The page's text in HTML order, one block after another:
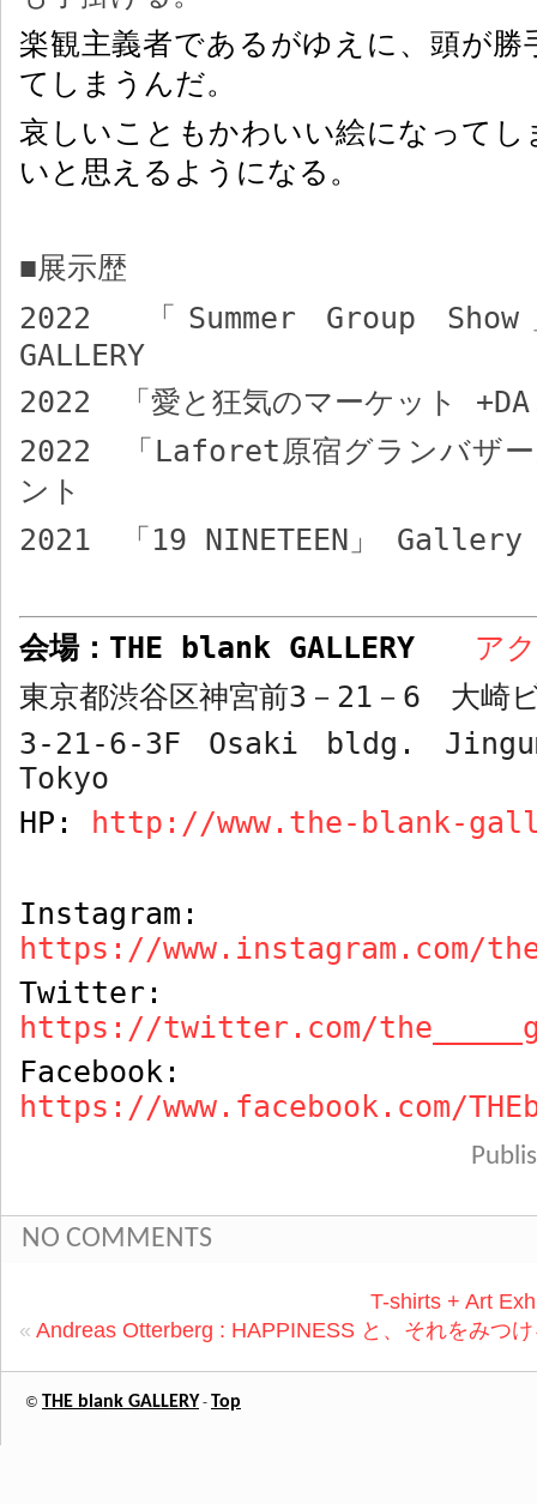
楽観主義者であるがゆえに、頭が
てしまうんだ。
哀しいこともかわいい絵になって
いと思えるようになる。
■展示歴
2022 「 Summer Group Show
GALLERY
2022
「愛と狂気のマーケット
2022 「 Laforet原宿グランバザ
ント
2021
「 19 NINETEEN 」 Gallery
会場： THE blank GALLERY
ア
東京都渋谷区神宮前3 － 21 － 6 大崎
3-21-6-3F Osaki bldg.
Tokyo
HP:
http://www.the-blank-
Instagram:
https://www.instagram.com/
Twitter:
https://twitter.com/
Facebook:
https://www.facebook.com/
NO COMMENTS
T-shirts + Art
« Andreas Otterberg : HAPPINESS と、それをみつ
© THE blank GALLERY - Top